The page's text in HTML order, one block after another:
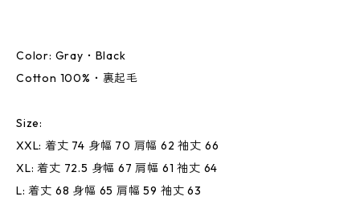
Color: Gray・Black
Cotton 100%・裏起毛
Size:
XXL: 着丈 74 身幅 70 肩幅 62 袖丈 66
XL: 着丈 72.5 身幅 67 肩幅 61 袖丈 64
L: 着丈 68 身幅 65 肩幅 59 袖丈 63